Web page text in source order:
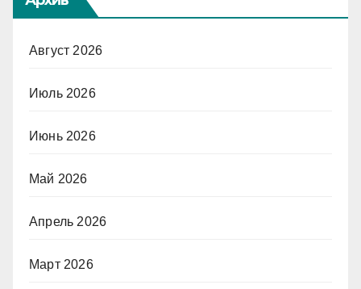
Август 2026
Июль 2026
Июнь 2026
Май 2026
Апрель 2026
Март 2026